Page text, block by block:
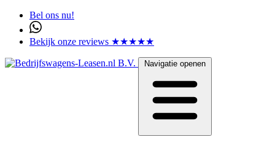
Bel ons nu!
Bekijk onze reviews ★★★★★
Navigatie openen